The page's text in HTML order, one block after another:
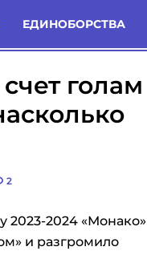
ЕДИНОБОРСТВА
голам
2
2023-2024 «Монако»
и разгромило